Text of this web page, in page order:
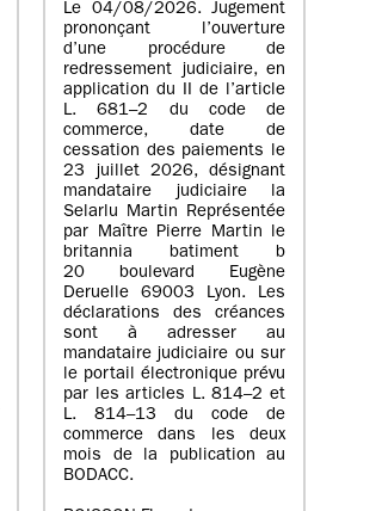
Le 04/08/2026. Jugement
prononçant l’ouverture
d’une procédure de
redressement judiciaire, en
application du II de l’article
L. 681–2 du code de
commerce, date de
cessation des paiements le
23 juillet 2026, désignant
mandataire judiciaire la
Selarlu Martin Représentée
par Maître Pierre Martin le
britannia batiment b
20 boulevard Eugène
Deruelle 69003 Lyon. Les
déclarations des créances
sont à adresser au
mandataire judiciaire ou sur
le portail électronique prévu
par les articles L. 814–2 et
L. 814–13 du code de
commerce dans les deux
mois de la publication au
BODACC.